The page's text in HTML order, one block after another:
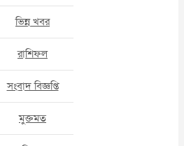
ভিন্ন খবর
রাশিফল
সংবাদ বিজ্ঞপ্তি
মুক্তমত